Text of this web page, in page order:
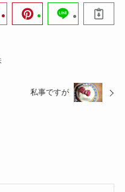
私事ですが